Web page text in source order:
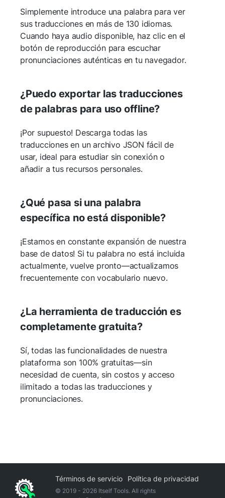
Simplemente introduce una palabra para ver
sus traducciones en más de 130 idiomas.
Cuando haya audio disponible, haz clic en el
botón de reproducción para escuchar
pronunciaciones auténticas en tu navegador.
¿Puedo exportar las traducciones
de palabras para uso offline?
¡Por supuesto! Descarga todas las
traducciones en un archivo JSON fácil de
usar, ideal para estudiar sin conexión o
añadir a tus recursos personales.
¿Qué pasa si una palabra
específica no está disponible?
¡Estamos en constante expansión de nuestra
base de datos! Si tu palabra no está incluida
actualmente, vuelve pronto—actualizamos
frecuentemente con vocabulario nuevo.
¿La herramienta de traducción es
completamente gratuita?
Sí, todas las funcionalidades de nuestra
plataforma son 100% gratuitas—sin
necesidad de cuenta, sin costos y acceso
ilimitado a todas las traducciones y
pronunciaciones.
Términos de servicio Política de privacidad
© 2019 - 2026 Itself Tools. All rights